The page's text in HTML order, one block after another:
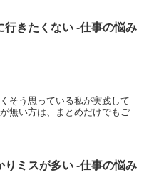
行きたくない ‐仕事の悩み
そう思っている私が実践して
無い方は、まとめだけでもご
りミスが多い ‐仕事の悩み